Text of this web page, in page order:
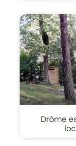
Drôme